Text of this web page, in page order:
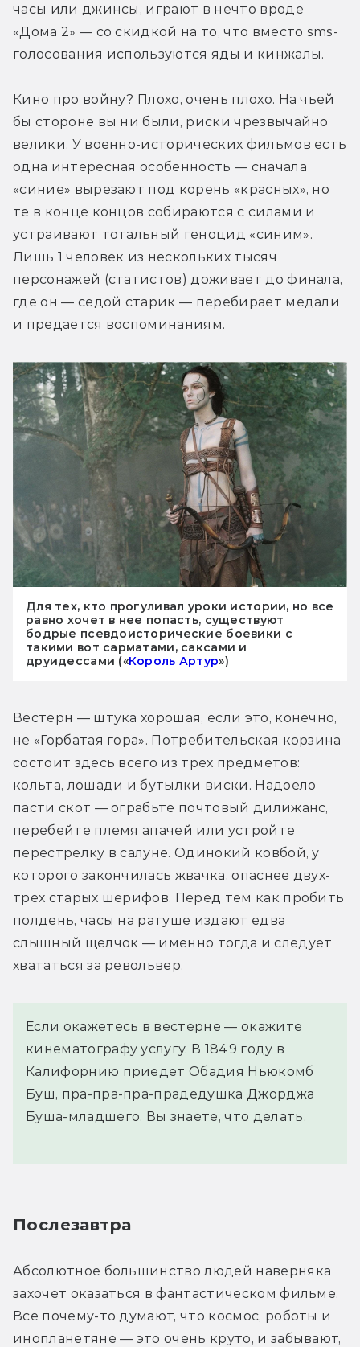
часы или джинсы, играют в нечто вроде
«Дома 2» — со скидкой на то, что вместо sms-
голосования используются яды и кинжалы.
Кино про войну? Плохо, очень плохо. На чьей
бы стороне вы ни были, риски чрезвычайно
велики. У военно-исторических фильмов есть
одна интересная особенность — сначала
«синие» вырезают под корень «красных», но
те в конце концов собираются с силами и
устраивают тотальный геноцид «синим».
Лишь 1 человек из нескольких тысяч
персонажей (статистов) доживает до финала,
где он — седой старик — перебирает медали
и предается воспоминаниям.
Для тех, кто прогуливал уроки истории, но все
равно хочет в нее попасть, существуют
бодрые псевдоисторические боевики с
такими вот сарматами, саксами и
друидессами («Король Артур»)
Вестерн — штука хорошая, если это, конечно,
не «Горбатая гора». Потребительская корзина
состоит здесь всего из трех предметов:
кольта, лошади и бутылки виски. Надоело
пасти скот — ограбьте почтовый дилижанс,
перебейте племя апачей или устройте
перестрелку в салуне. Одинокий ковбой, у
которого закончилась жвачка, опаснее двух-
трех старых шерифов. Перед тем как пробить
полдень, часы на ратуше издают едва
слышный щелчок — именно тогда и следует
хвататься за револьвер.
Если окажетесь в вестерне — окажите
кинематографу услугу. В 1849 году в
Калифорнию приедет Обадия Ньюкомб
Буш, пра-пра-пра-прадедушка Джорджа
Буша-младшего. Вы знаете, что делать.
Послезавтра
Абсолютное большинство людей наверняка
захочет оказаться в фантастическом фильме.
Все почему-то думают, что космос, роботы и
инопланетяне — это очень круто, и забывают,